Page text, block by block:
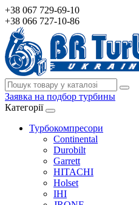
+38 067 729-69-10
+38 066 727-10-86
Заявка на подбор турбины
Категорії
Турбокомпресори
Continental
Durobilt
Garrett
HITACHI
Holset
IHI